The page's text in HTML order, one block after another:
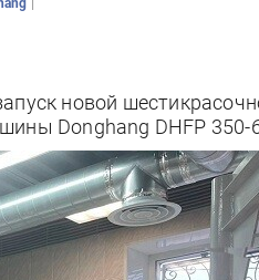
новой
Donghang DHFP 350-